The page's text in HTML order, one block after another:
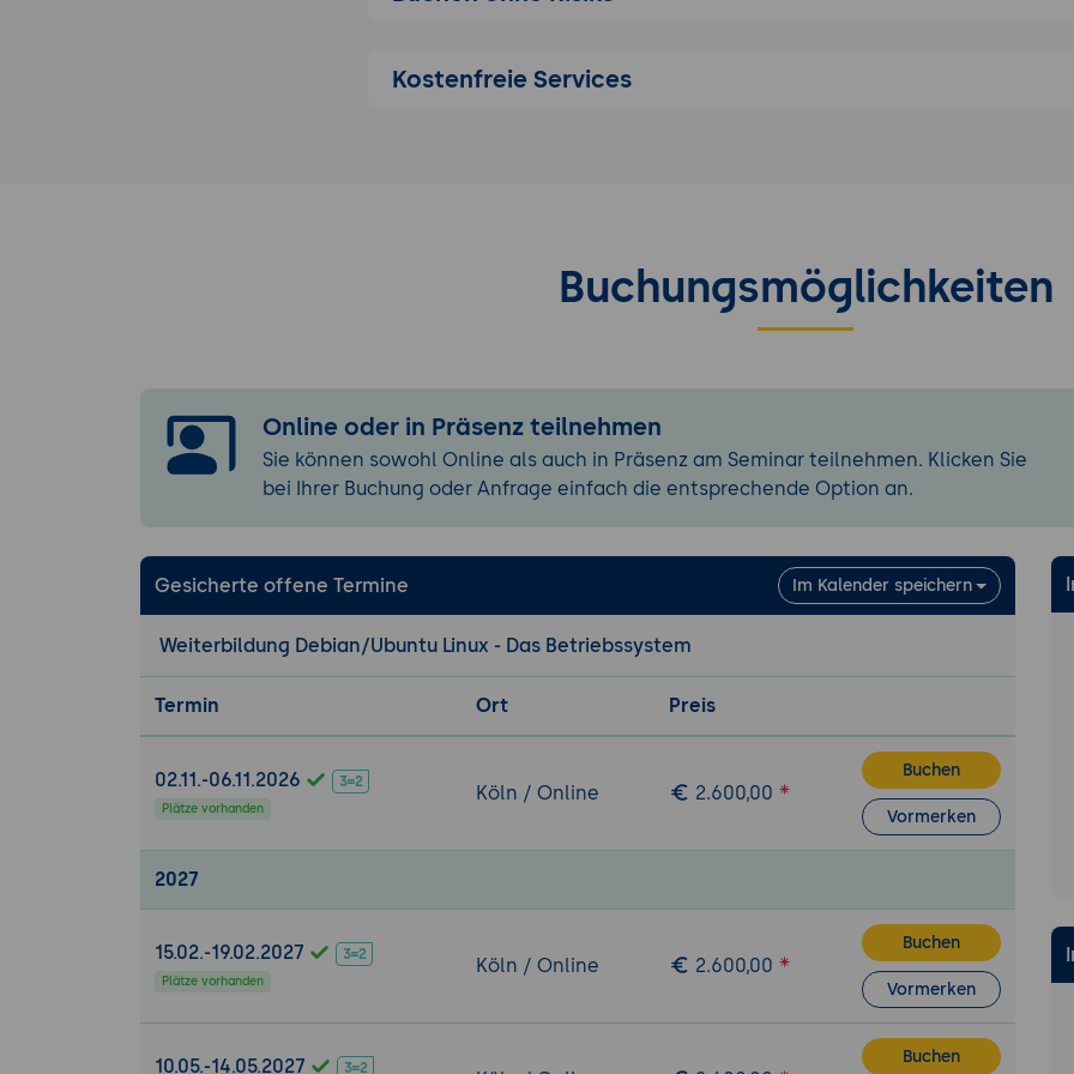
Überblick und Bedeutung von Texteditoren unter Linux
Navigieren im Hilfesystem
Einsatz von Filtern
Elementare Filter: grep, sort, cut, diff
Suchen nach Dateien mit find
Linux Dateisysteme und Partitionen im Überblick
Vorteile und Nachteile verschiedener Dateisysteme
Journaling
Anlegen und Konfiguration von Dateisystemen
Mounten
Dateisystemchecks und Reparaturen
Netzwerkkonfiguration
Host- und Domainname konfigurieren
Netzwerkeinrichtung mit dem NetworkManager
Erstellung und Verwaltung von Benutzern über die Kommandozeile
Kostenfreie Services
Buchungsmöglichkeiten
Online oder in Präsenz teilnehmen
Sie können sowohl Online als auch in Präsenz am Seminar teilnehmen. Klicken Sie
bei Ihrer Buchung oder Anfrage einfach die entsprechende Option an.
Gesicherte offene Termine Im Kalender speichern
Weiterbildung Debian/Ubuntu Linux - Das Betriebssystem
Termin Ort Preis
02.11.-06.11.2026
Plätze vorhanden
Köln / Online 2.600,00
Buchen
Vormerken
2027
15.02.-19.02.2027
Plätze vorhanden
Köln / Online 2.600,00
Buchen
Vormerken
10.05.-14.05.2027 Buchen